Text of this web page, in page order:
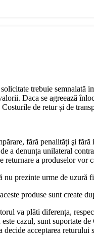
trebuie
Daca se agreează
de retur și de
fără penalități şi
a denunța unilateral
a produselor vor
prezinte urme de uzură
produse sunt create
va plăti diferența,
cazul, sunt suportate
acceptarea